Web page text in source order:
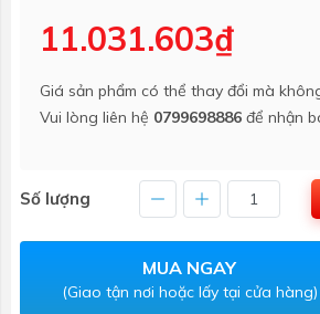
11.031.603₫
Giá sản phẩm có thể thay đổi mà
Vui lòng liên hệ 0799698886 để nhận
Số lượng
MUA NGAY
(Giao tận nơi hoặc lấy tại cửa hàng)